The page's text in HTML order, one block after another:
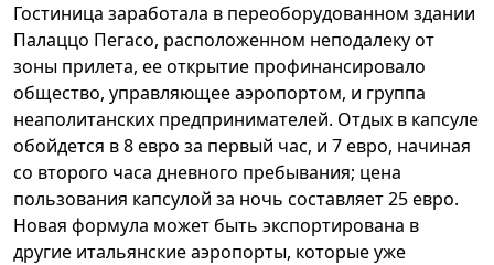
Гостиница заработала в переоборудованном здании
Палаццо Пегасо, расположенном неподалеку от
зоны прилета, ее открытие профинансировало
общество, управляющее аэропортом, и группа
неаполитанских предпринимателей. Отдых в капсуле
обойдется в 8 евро за первый час, и 7 евро, начиная
со второго часа дневного пребывания; цена
пользования капсулой за ночь составляет 25 евро.
Новая формула может быть экспортирована в
другие итальянские аэропорты, которые уже